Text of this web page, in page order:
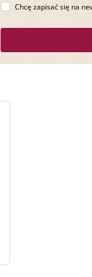
Chcę zapisać się na